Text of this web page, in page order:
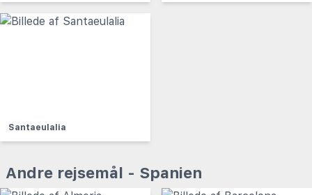
Santaeulalia
Andre rejsemål - Spanien